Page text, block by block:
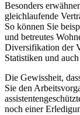
Besonders
gleichlaufende
So können Sie
und betreutes
Diversifikation der
Statistiken und
Die Gewissheit,
Sie den
noch einer